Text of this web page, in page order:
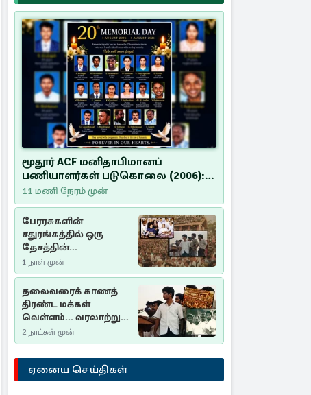
மூதூர் ACF மனிதாபிமானப்
பணியாளர்கள் படுகொலை (2006):
20 ஆண்டுகளாகியும் நீதி
மறுக்கப்பட்ட மனிதாபிமானப்
பேரவலம்
11 மணி நேரம் முன்
பேரரசுகளின்
சதுரங்கத்தில் ஒரு
தேசத்தின்
தீர்க்கதரிசனம் :
சுதுமலை பிரகடனம்
ஒரு வரலாற்றுப் பாடம்
1 நாள் முன்
தலைவரைக் காணத்
திரண்ட மக்கள்
வெள்ளம்... வரலாற்றுச்
சிறப்புமிக்க சுதுமலைப்
பிரகடனம்…
2 நாட்கள் முன்
ஏனைய செய்திகள்